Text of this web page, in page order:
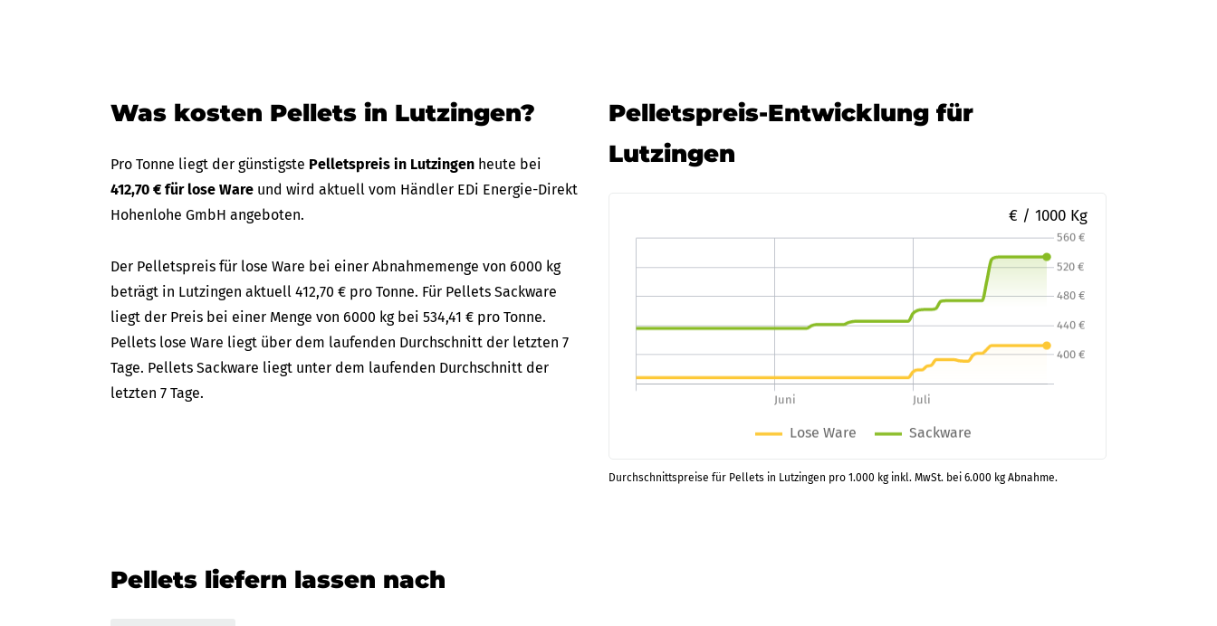
Was kosten Pellets in Lutzingen?
Pro Tonne liegt der günstigste Pelletspreis in Lutzingen heute bei
412,70 € für lose Ware und wird aktuell vom Händler EDi Energie-Direkt
Hohenlohe GmbH angeboten.
Der Pelletspreis für lose Ware bei einer Abnahmemenge von 6000 kg
beträgt in Lutzingen aktuell 412,70 € pro Tonne. Für Pellets Sackware
liegt der Preis bei einer Menge von 6000 kg bei 534,41 € pro Tonne.
Pellets lose Ware liegt über dem laufenden Durchschnitt der letzten 7
Tage. Pellets Sackware liegt unter dem laufenden Durchschnitt der
letzten 7 Tage.
Pelletspreis-Entwicklung für
Lutzingen
€ / 1000 Kg
Durchschnittspreise für Pellets in Lutzingen pro 1.000 kg inkl. MwSt. bei 6.000 kg Abnahme.
Pellets liefern lassen nach